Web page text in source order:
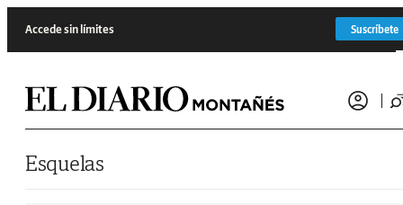
Accede sin límites Suscríbete
Esquelas